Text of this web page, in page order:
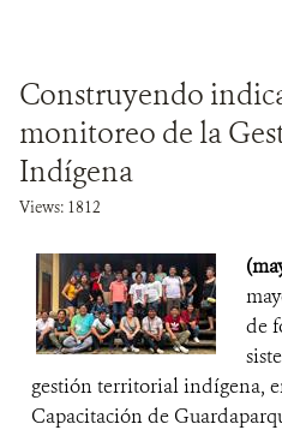
Construyendo
monitoreo de la
Indígena
Views: 1812
de
gestión territorial indígena,
Capacitación de